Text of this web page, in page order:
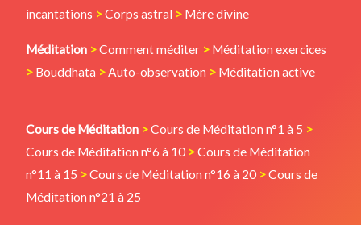
incantations >Corps astral > Mère divine
Méditation >Comment méditer > Méditation exercices
> Bouddhata > Auto-observation > Méditation active
Cours de Méditation >Cours de Méditation n°1 à 5 >
Cours de Méditation n°6 à 10 >Cours de Méditation
n°11 à 15 >Cours de Méditation n°16 à 20 >Cours de
Méditation n°21 à 25